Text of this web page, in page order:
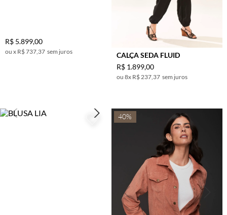
BERINJELA
AZUL DENIN
PRETO C/
OFF
R$ 5.899,00
x R$ 737,37 sem juros
CALÇA SEDA FLUID
R$ 1.899,00
8x R$ 237,37 sem juros
40%